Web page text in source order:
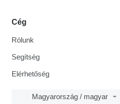
Cég
Rólunk
Segítség
Elérhetőség
Magyarország / magyar